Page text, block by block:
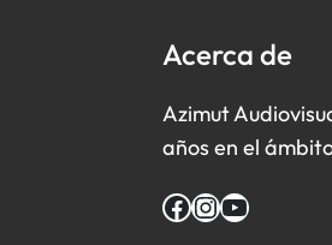
Acerca de
Azimut
años en el
Facebook InstagramYouTube